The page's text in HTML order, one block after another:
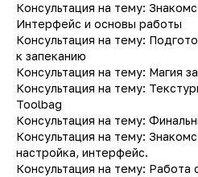
Консультация на тему:
Интерфейс и основы работы
Консультация на тему:
к запеканию
Консультация на тему: Магия
Консультация на тему:
Toolbag
Консультация на тему:
Консультация на тему:
настройка, интерфейс.
Консультация на тему: Работа